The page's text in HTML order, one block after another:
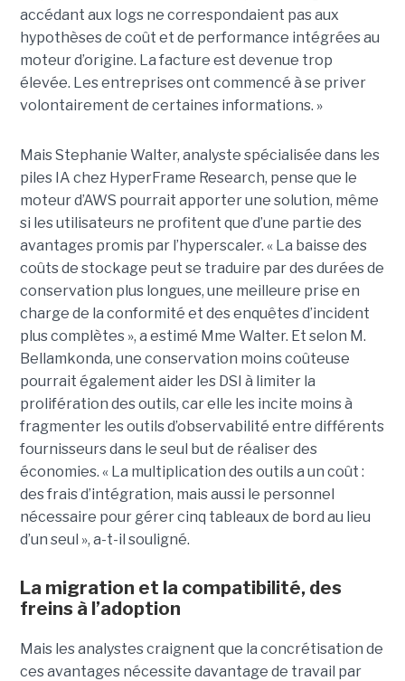
accédant aux logs ne correspondaient pas aux
hypothèses de coût et de performance intégrées au
moteur d’origine. La facture est devenue trop
élevée. Les entreprises ont commencé à se priver
volontairement de certaines informations. »
Mais Stephanie Walter, analyste spécialisée dans les
piles IA chez HyperFrame Research, pense que le
moteur d’AWS pourrait apporter une solution, même
si les utilisateurs ne profitent que d’une partie des
avantages promis par l’hyperscaler. « La baisse des
coûts de stockage peut se traduire par des durées de
conservation plus longues, une meilleure prise en
charge de la conformité et des enquêtes d’incident
plus complètes », a estimé Mme Walter. Et selon M.
Bellamkonda, une conservation moins coûteuse
pourrait également aider les DSI à limiter la
prolifération des outils, car elle les incite moins à
fragmenter les outils d’observabilité entre différents
fournisseurs dans le seul but de réaliser des
économies. « La multiplication des outils a un coût :
des frais d’intégration, mais aussi le personnel
nécessaire pour gérer cinq tableaux de bord au lieu
d’un seul », a-t-il souligné.
La migration et la compatibilité, des
freins à l’adoption
Mais les analystes craignent que la concrétisation de
ces avantages nécessite davantage de travail par